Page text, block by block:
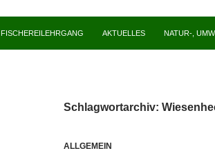
FISCHEREILEHRGANG AKTUELLES NATUR-,
Schlagwortarchiv:
ALLGEMEIN